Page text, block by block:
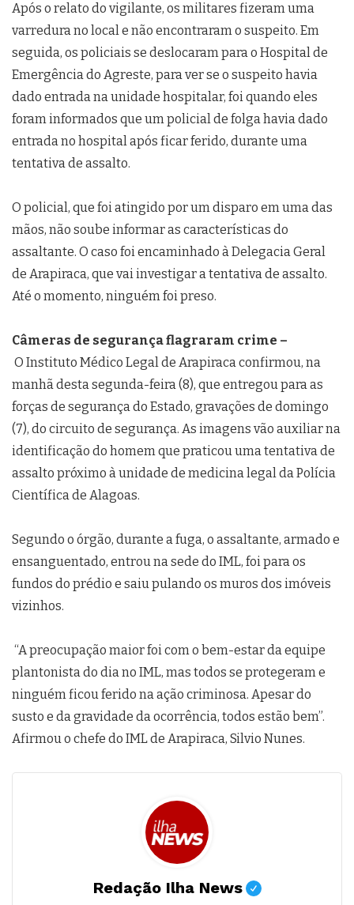
Após o relato do vigilante, os militares fizeram uma
varredura no local e não encontraram o suspeito. Em
seguida, os policiais se deslocaram para o Hospital de
Emergência do Agreste, para ver se o suspeito havia
dado entrada na unidade hospitalar, foi quando eles
foram informados que um policial de folga havia dado
entrada no hospital após ficar ferido, durante uma
tentativa de assalto.
O policial, que foi atingido por um disparo em uma das
mãos, não soube informar as características do
assaltante. O caso foi encaminhado à Delegacia Geral
de Arapiraca, que vai investigar a tentativa de assalto.
Até o momento, ninguém foi preso.
Câmeras de segurança flagraram crime –
O Instituto Médico Legal de Arapiraca confirmou, na
manhã desta segunda-feira (8), que entregou para as
forças de segurança do Estado, gravações de domingo
(7), do circuito de segurança. As imagens vão auxiliar na
identificação do homem que praticou uma tentativa de
assalto próximo à unidade de medicina legal da Polícia
Científica de Alagoas.
Segundo o órgão, durante a fuga, o assaltante, armado e
ensanguentado, entrou na sede do IML, foi para os
fundos do prédio e saiu pulando os muros dos imóveis
vizinhos.
“A preocupação maior foi com o bem-estar da equipe
plantonista do dia no IML, mas todos se protegeram e
ninguém ficou ferido na ação criminosa. Apesar do
susto e da gravidade da ocorrência, todos estão bem”.
Afirmou o chefe do IML de Arapiraca, Silvio Nunes.
Redação Ilha News